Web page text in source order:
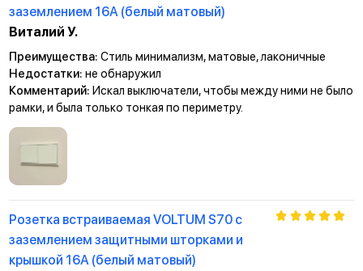
заземлением 16А (белый матовый)
Виталий У.
Преимущества: Стиль минимализм, матовые, лаконичные
Недостатки: не обнаружил
Комментарий: Искал выключатели, чтобы между ними не было
рамки, и была только тонкая по периметру.
Розетка встраиваемая VOLTUM S70 с
заземлением защитными шторками и
крышкой 16А (белый матовый)